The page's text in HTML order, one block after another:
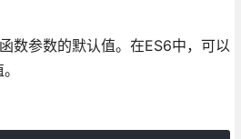
数参数的默认值。在ES6中，可以